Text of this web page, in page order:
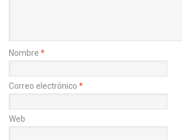
Nombre *
Correo electrónico *
Web